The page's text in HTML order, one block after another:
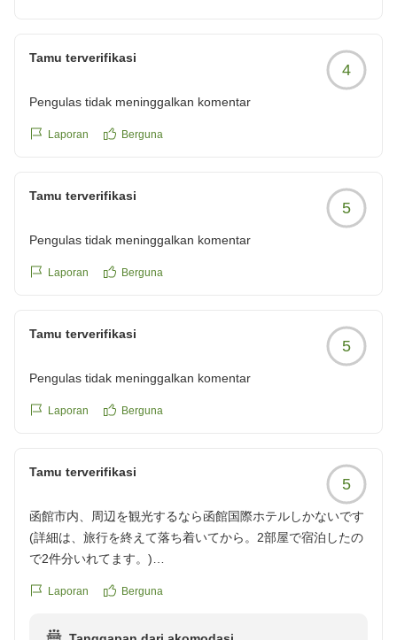
ズなご案内ができる体制づくりに努めてまいります。ま
Tamu terverifikasi
4
Pengulas tidak meninggalkan komentar
Laporan Berguna
Tamu terverifikasi
5
Pengulas tidak meninggalkan komentar
Laporan Berguna
Tamu terverifikasi
5
Pengulas tidak meninggalkan komentar
Laporan Berguna
Tamu terverifikasi
5
函館市内、周辺を観光するなら函館国際ホテルしかないです
(詳細は、旅行を終えて落ち着いてから。2部屋で宿泊したの
で2件分いれてます。)
https://review.travel.rakuten.co.jp/hotel/voice/1341?
Laporan Berguna